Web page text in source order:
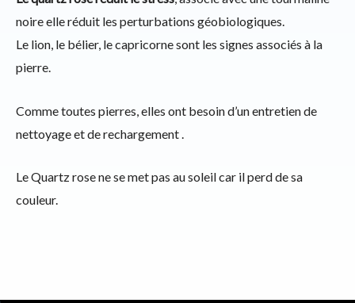
noire elle réduit les perturbations géobiologiques.
Le lion, le bélier, le capricorne sont les signes associés à la
pierre.
Comme toutes pierres, elles ont besoin d’un entretien de
nettoyage et de rechargement .
Le Quartz rose ne se met pas au soleil car il perd de sa
couleur.